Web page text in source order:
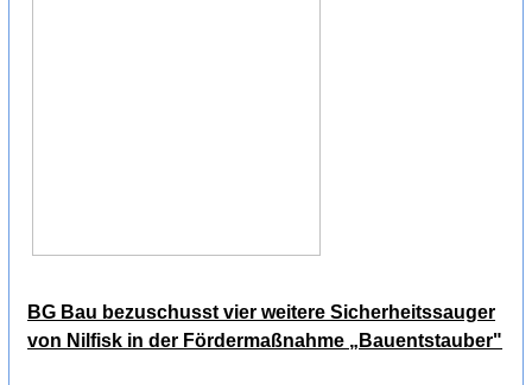
BG Bau bezuschusst vier weitere Sicherheitssauger
von Nilfisk in der Fördermaßnahme „Bauentstauber"